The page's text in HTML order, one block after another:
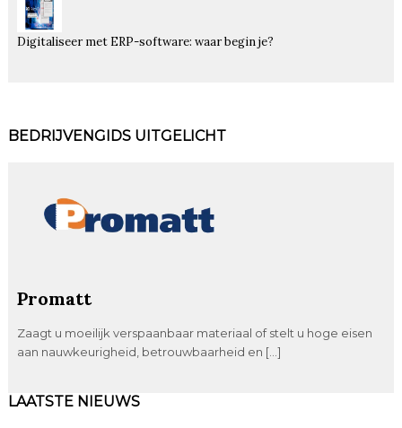
Digitaliseer met ERP-software: waar begin je?
BEDRIJVENGIDS UITGELICHT
Promatt
Zaagt u moeilijk verspaanbaar materiaal of stelt u hoge eisen
aan nauwkeurigheid, betrouwbaarheid en […]
LAATSTE NIEUWS